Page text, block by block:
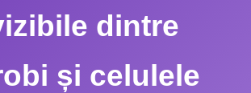
dintre
și celulele